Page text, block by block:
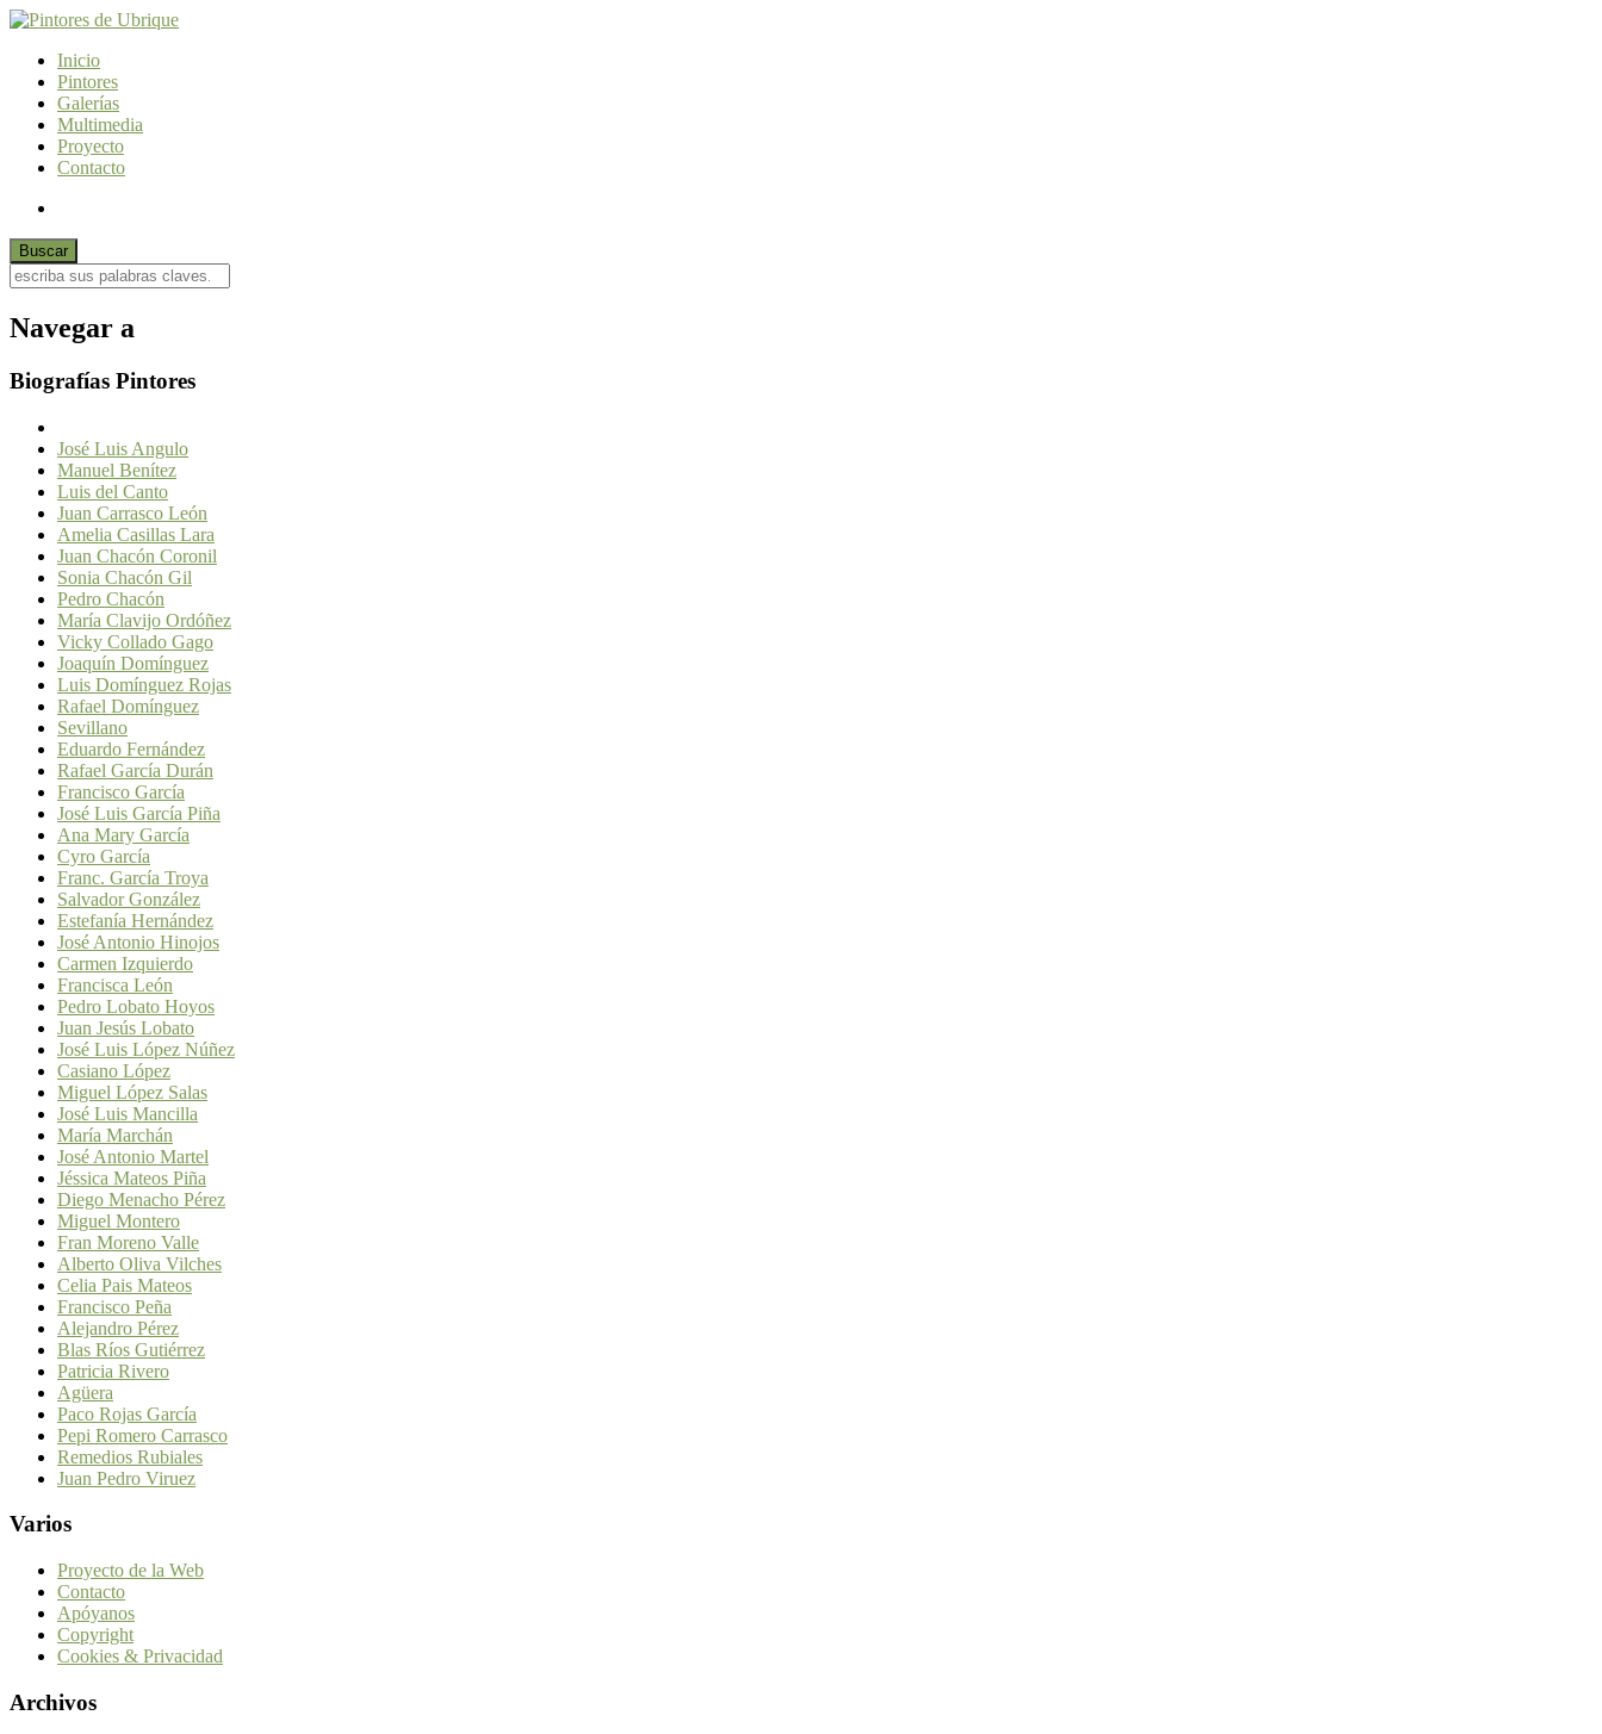
Inicio
Pintores
Galerías
Multimedia
Proyecto
Contacto
Navegar a
Biografías Pintores
José Luis Angulo
Manuel Benítez
Luis del Canto
Juan Carrasco León
Amelia Casillas Lara
Juan Chacón Coronil
Sonia Chacón Gil
Pedro Chacón
María Clavijo Ordóñez
Vicky Collado Gago
Joaquín Domínguez
Luis Domínguez Rojas
Rafael Domínguez
Sevillano
Eduardo Fernández
Rafael García Durán
Francisco García
José Luis García Piña
Ana Mary García
Cyro García
Franc. García Troya
Salvador González
Estefanía Hernández
José Antonio Hinojos
Carmen Izquierdo
Francisca León
Pedro Lobato Hoyos
Juan Jesús Lobato
José Luis López Núñez
Casiano López
Miguel López Salas
José Luis Mancilla
María Marchán
José Antonio Martel
Jéssica Mateos Piña
Diego Menacho Pérez
Miguel Montero
Fran Moreno Valle
Alberto Oliva Vilches
Celia Pais Mateos
Francisco Peña
Alejandro Pérez
Blas Ríos Gutiérrez
Patricia Rivero
Agüera
Paco Rojas García
Pepi Romero Carrasco
Remedios Rubiales
Juan Pedro Viruez
Varios
Proyecto de la Web
Contacto
Apóyanos
Copyright
Cookies & Privacidad
Archivos